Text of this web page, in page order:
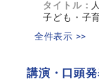
タイトル：
子ども・子
全件表示 >>
講演・口頭発